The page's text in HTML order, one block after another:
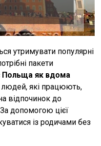
утримувати популярні
пакети
Польща як вдома
людей, які працюють,
відпочинок до
допомогою цієї
із родичами без